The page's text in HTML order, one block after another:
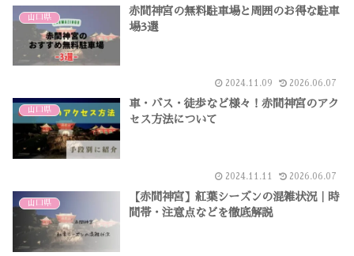
山口県
赤間神宮の無料駐車場と周囲のお得な駐車
場3選
2024.11.09 2026.06.07
山口県
車・バス・徒歩など様々！赤間神宮のアク
セス方法について
2024.11.11 2026.06.07
山口県
【赤間神宮】紅葉シーズンの混雑状況｜時
間帯・注意点などを徹底解説